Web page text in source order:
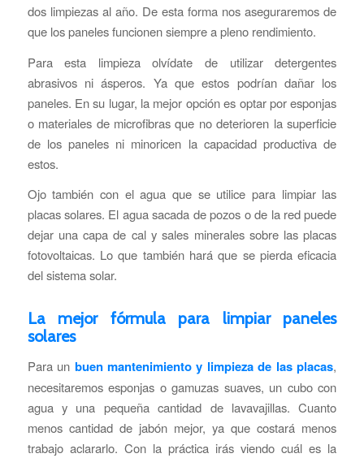
dos limpiezas al año. De esta forma nos aseguraremos de
que los paneles funcionen siempre a pleno rendimiento.
Para esta limpieza olvídate de utilizar detergentes
abrasivos ni ásperos. Ya que estos podrían dañar los
paneles. En su lugar, la mejor opción es optar por esponjas
o materiales de microfibras que no deterioren la superficie
de los paneles ni minoricen la capacidad productiva de
estos.
Ojo también con el agua que se utilice para limpiar las
placas solares. El agua sacada de pozos o de la red puede
dejar una capa de cal y sales minerales sobre las placas
fotovoltaicas. Lo que también hará que se pierda eficacia
del sistema solar.
La mejor fórmula para limpiar paneles
solares
Para un buen mantenimiento y limpieza de las placas,
necesitaremos esponjas o gamuzas suaves, un cubo con
agua y una pequeña cantidad de lavavajillas. Cuanto
menos cantidad de jabón mejor, ya que costará menos
trabajo aclararlo. Con la práctica irás viendo cuál es la